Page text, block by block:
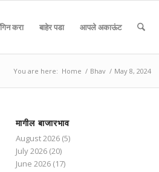
करा बाहेर पडा आपले अकाऊंट
You are here: Home / Bhav / May 8, 2024
मागील बाजारभाव
August 2026(5)
July 2026(20)
June 2026(17)